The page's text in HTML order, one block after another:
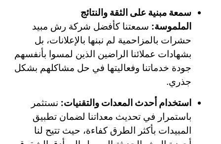
سمعة مبنية على الثقة والنتائج
الملموسة: سمعتنا كأفضل شركة رش مبيد
حشرات بالمزاحمية لم نبنها بالإعلانات، بل
بشهادات عملائنا الراضين الذين لمسوا بأنفسهم
جودة خدماتنا وفعاليتها في حل مشاكلهم بشكل
جذري.
استخدام أحدث المعدات والتقنيات: نستثمر
باستمرار في تحديث معداتنا لضمان تطبيق
المبيدات بأكثر الطرق كفاءة، حيث تتيح لنا